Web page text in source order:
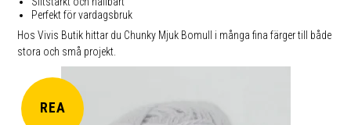
Perfekt för vardagsbruk
Hos Vivis Butik hittar du Chunky Mjuk Bomull i många fina färger till både
stora och små projekt.
REA